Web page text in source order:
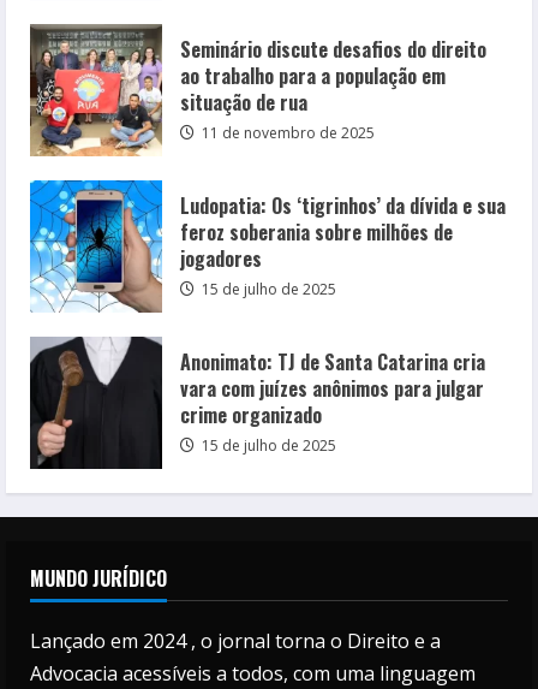
Seminário discute desafios do direito
ao trabalho para a população em
situação de rua
11 de novembro de 2025
Ludopatia: Os ‘tigrinhos’ da dívida e sua
feroz soberania sobre milhões de
jogadores
15 de julho de 2025
Anonimato: TJ de Santa Catarina cria
vara com juízes anônimos para julgar
crime organizado
15 de julho de 2025
MUNDO JURÍDICO
Lançado em 2024 , o jornal torna o Direito e a
Advocacia acessíveis a todos, com uma linguagem